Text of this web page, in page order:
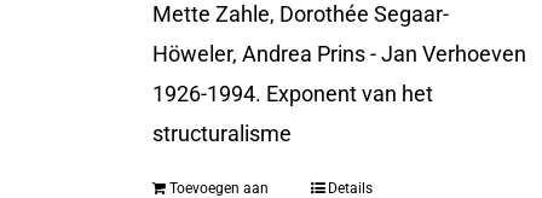
Mette Zahle, Dorothée Segaar-
Höweler, Andrea Prins - Jan Verhoeven
1926-1994. Exponent van het
structuralisme
Toevoegen aan
Details